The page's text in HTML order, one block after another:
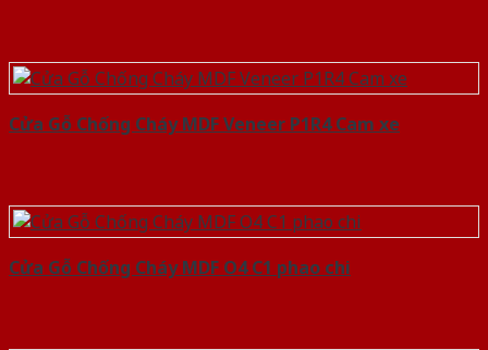
Cửa Gỗ Chống Cháy MDF Veneer P1R4 Cam xe
Cửa Gỗ Chống Cháy MDF O4 C1 phao chi